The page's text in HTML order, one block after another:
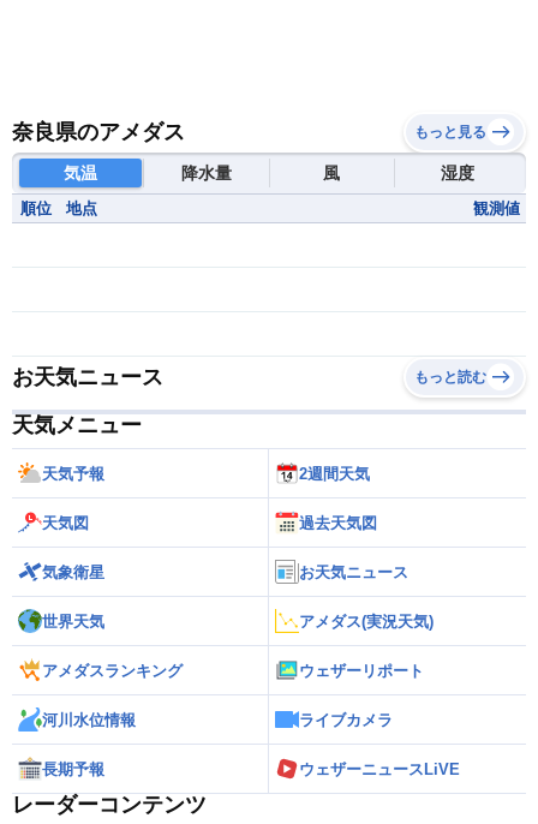
奈良県のアメダス もっと見る
気温 降水量 風 湿度
順位 地点 観測値
お天気ニュース もっと読む
天気メニュー
天気予報 2週間天気
天気図 過去天気図
気象衛星 お天気ニュース
世界天気 アメダス(実況天気)
アメダスランキング ウェザーリポート
河川水位情報 ライブカメラ
長期予報 ウェザーニュースLiVE
レーダーコンテンツ